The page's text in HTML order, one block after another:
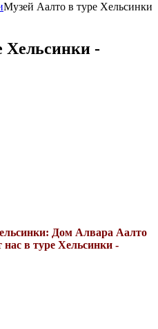
Музей Аалто в туре Хельсинки
Хельсинки -
Дом Алвара Аалто
в туре Хельсинки -